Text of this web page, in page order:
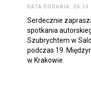
DATA DODANIA:
Serdecznie
spotkania
Szubrychtem w
podczas 19.
w Krakowie.